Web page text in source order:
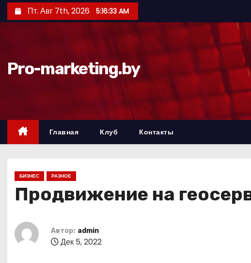
е
д
Пт. Авг 7th, 2026 5:16:34 AM
Pro-marketing.by
Главная Клуб Контакты
БИЗНЕС РАЗНОЕ
Продвижение на
Автор: admin
Дек 5, 2022